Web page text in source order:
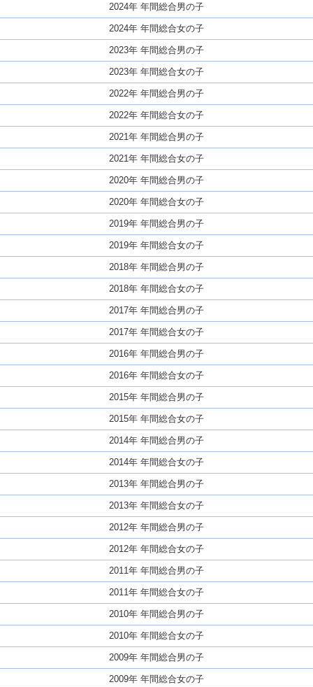
2024年 年間総合男の子
2024年 年間総合女の子
2023年 年間総合男の子
2023年 年間総合女の子
2022年 年間総合男の子
2022年 年間総合女の子
2021年 年間総合男の子
2021年 年間総合女の子
2020年 年間総合男の子
2020年 年間総合女の子
2019年 年間総合男の子
2019年 年間総合女の子
2018年 年間総合男の子
2018年 年間総合女の子
2017年 年間総合男の子
2017年 年間総合女の子
2016年 年間総合男の子
2016年 年間総合女の子
2015年 年間総合男の子
2015年 年間総合女の子
2014年 年間総合男の子
2014年 年間総合女の子
2013年 年間総合男の子
2013年 年間総合女の子
2012年 年間総合男の子
2012年 年間総合女の子
2011年 年間総合男の子
2011年 年間総合女の子
2010年 年間総合男の子
2010年 年間総合女の子
2009年 年間総合男の子
2009年 年間総合女の子